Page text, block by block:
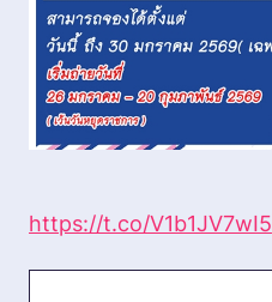
https://t.co/V1b1JV7wI5